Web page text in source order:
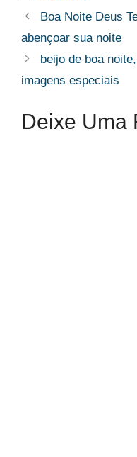
Boa Noite Deus
abençoar sua noite
beijo de boa
imagens especiais
Deixe Uma